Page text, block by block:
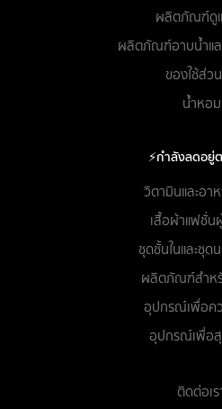
ผลิตภัณฑ์ดู
ผลิตภัณฑ์อาบน้ำแล
ของใช้ส่ว
น้ำหอม
⚡กำลังลดอยู่
วิตามินและอา
เสื้อผ้าแฟชั่
ชุดชั้นในและชุ
ผลิตภัณฑ์สำห
อุปกรณ์เพื่อค
อุปกรณ์เพื่อ
ติดต่อเร